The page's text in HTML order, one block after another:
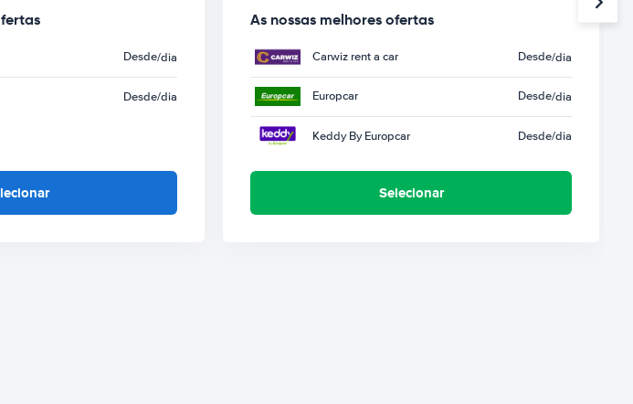
Desde/dia
Desde/dia
As nossas melhores ofertas
Carwiz rent a car Desde/dia
Europcar Desde/dia
Keddy By Europcar Desde/dia
Selecionar